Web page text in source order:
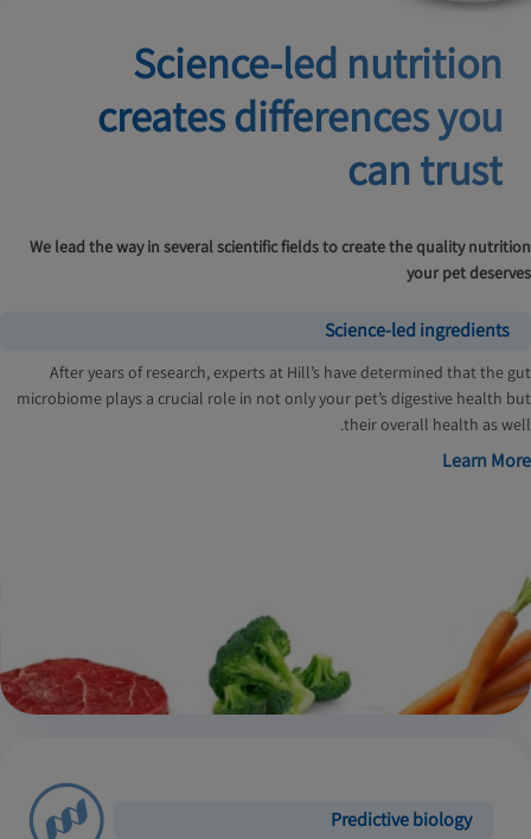
Science-led nutrition
createsdifferences you
can trust
We lead the way in several scientific fields to create the quality nutrition
your pet deserves
Science-led ingredients
After years of research, experts at Hill’s have determined that the gut
microbiome plays a crucial role in not only your pet’s digestive health but
their overall health as well.
Learn More
Predictive biology